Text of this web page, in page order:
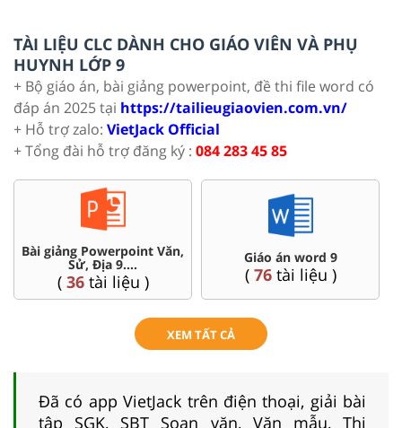
TÀI LIỆU CLC DÀNH CHO GIÁO VIÊN VÀ PHỤ
HUYNH LỚP 9
+ Bộ giáo án, bài giảng powerpoint, đề thi file word có
đáp án 2025 tại https://tailieugiaovien.com.vn/
+ Hỗ trợ zalo: VietJack Official
+ Tổng đài hỗ trợ đăng ký : 084 283 45 85
Bài giảng Powerpoint Văn,
Sử, Địa 9....
( 36tài liệu )
Giáo án word 9
( 76tài liệu )
XEM TẤT CẢ
Đã có app VietJack trên điện thoại, giải bài
tập SGK, SBT Soạn văn, Văn mẫu, Thi